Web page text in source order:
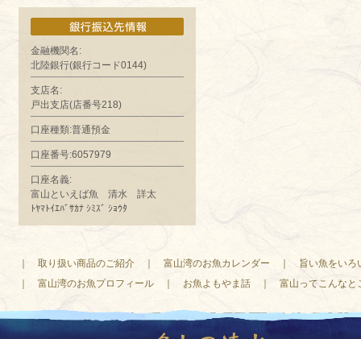
金融機関名:
北陸銀行(銀行コード0144)
支店名:
戸出支店(店番号218)
口座種類:普通預金
口座番号:6057979
口座名義:
富山といえば魚 清水 詳太
ﾄﾔﾏﾄｲｴﾊﾞｻｶﾅ ｼﾐｽﾞ ｼｮｳﾀ
取り扱い商品のご紹介 富山湾のお魚カレンダー
旨い魚をいろ
富山湾のお魚プロフィール お魚よもやま話 富山ってこんなと